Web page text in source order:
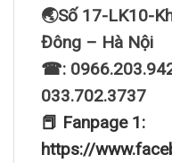
🌏Số 17-LK10-
Đông – Hà Nội
☎:
033.702.3737
📕 Fanpage 1:
https://